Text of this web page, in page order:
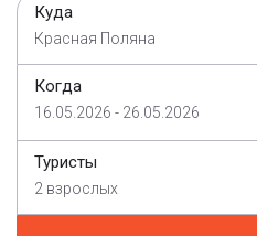
Куда
Красная Поляна
Когда
16.05.2026 - 26.05.2026
Туристы
2 взрослых